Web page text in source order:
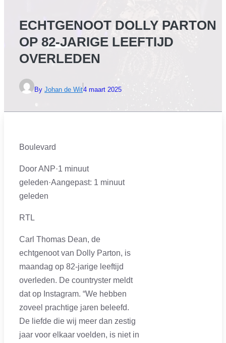
ECHTGENOOT DOLLY PARTON
OP 82-JARIGE LEEFTIJD
OVERLEDEN
By Johan de Wit4 maart 2025
Boulevard
Door ANP·1 minuut
geleden·Aangepast: 1 minuut
geleden
RTL
Carl Thomas Dean, de
echtgenoot van Dolly Parton, is
maandag op 82-jarige leeftijd
overleden. De countryster meldt
dat op Instagram. “We hebben
zoveel prachtige jaren beleefd.
De liefde die wij meer dan zestig
jaar voor elkaar voelden, is niet in